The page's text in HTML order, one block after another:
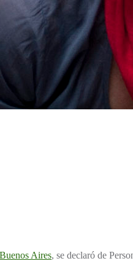
Aires, se declaró de